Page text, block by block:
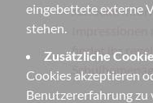
eingebettete externe
stehen.
Zusätzliche
Cookies akzeptieren
Benutzererfahrung zu
Aktuelle
findet ihr